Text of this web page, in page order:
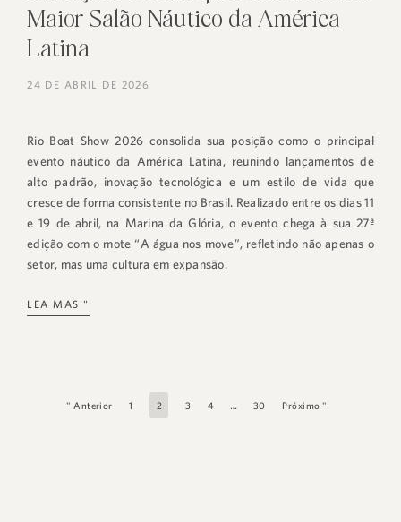
Maior Salão Náutico da América
Latina
24 DE ABRIL DE 2026
Rio Boat Show 2026 consolida sua posição como o principal
evento náutico da América Latina, reunindo lançamentos de
alto padrão, inovação tecnológica e um estilo de vida que
cresce de forma consistente no Brasil. Realizado entre os dias 11
e 19 de abril, na Marina da Glória, o evento chega à sua 27ª
edição com o mote “A água nos move”, refletindo não apenas o
setor, mas uma cultura em expansão.
LEA MAS "